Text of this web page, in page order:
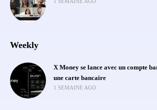
Weekly
X Money se lance avec un compte
une carte bancaire
1 SEMAINE AGO